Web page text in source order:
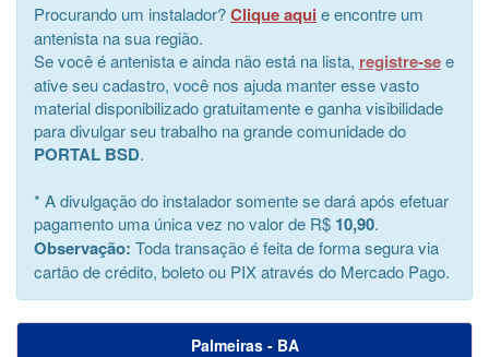
Procurando um instalador?Clique aqui e encontre um
antenista na sua região.
Se você é antenista e ainda não está na lista, registre-see
ative seu cadastro, você nos ajuda manter esse vasto
material disponibilizado gratuitamente e ganha visibilidade
para divulgar seu trabalho na grande comunidade do
PORTAL BSD.
* A divulgação do instalador somente se dará após efetuar
pagamento uma única vez no valor de R$ 10,90.
Observação: Toda transação é feita de forma segura via
cartão de crédito, boleto ou PIX através do Mercado Pago.
Palmeiras - BA